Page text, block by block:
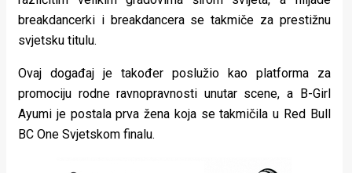
breakdancerki i breakdancera se takmiče za prestižnu
svjetsku titulu.
Ovaj događaj je također poslužio kao platforma za
promociju rodne ravnopravnosti unutar scene, a B-Girl
Ayumi je postala prva žena koja se takmičila u Red Bull
BC One Svjetskom finalu.